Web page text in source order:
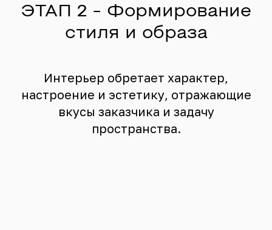
ЭТАП 2 - Формирование
стиля и образа
Интерьер обретает характер,
настроение и эстетику, отражающие
вкусы заказчика и задачу
пространства.